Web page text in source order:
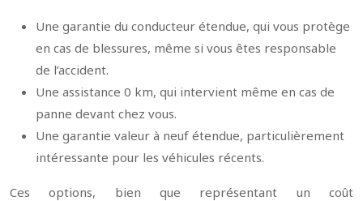
Une garantie du conducteur étendue, qui vous protège
en cas de blessures, même si vous êtes responsable
de l’accident.
Une assistance 0 km, qui intervient même en cas de
panne devant chez vous.
Une garantie valeur à neuf étendue, particulièrement
intéressante pour les véhicules récents.
Ces options, bien que représentant un coût